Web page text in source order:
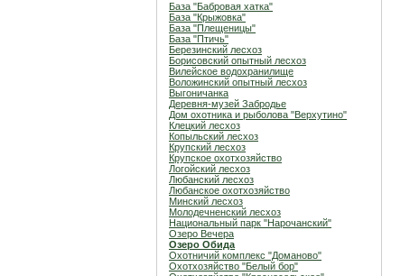
База "Бабровая хатка"
База "Крыжовка"
База "Плещеницы"
База "Птичь"
Березинский лесхоз
Борисовский опытный лесхоз
Вилейское водохранилище
Воложинский опытный лесхоз
Выгоничанка
Деревня-музей Забродье
Дом охотника и рыболова "Верхутино"
Клецкий лесхоз
Копыльский лесхоз
Крупский лесхоз
Крупское охотхозяйство
Логойский лесхоз
Любанский лесхоз
Любанское охотхозяйство
Минский лесхоз
Молодечненский лесхоз
Национальный парк "Нарочанский"
Озеро Вечера
Озеро Обида
Охотничий комплекс "Доманово"
Охотхозяйство "Белый бор"